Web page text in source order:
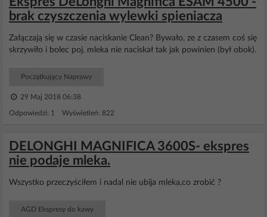
brak czyszczenia wylewki spieniacza
Załączają się w czasie naciskanie Clean? Bywało, ze z czasem coś się
skrzywiło i bolec poj. mleka nie naciskał tak jak powinien (był obok).
Początkujący Naprawy
29 Maj 2018 06:38
Odpowiedzi: 1 Wyświetleń: 822
DELONGHI MAGNIFICA 3600S- ekspres
nie podaje mleka.
Wszystko przeczyściłem i nadal nie ubija mleka,co zrobić ?
AGD Ekspresy do kawy